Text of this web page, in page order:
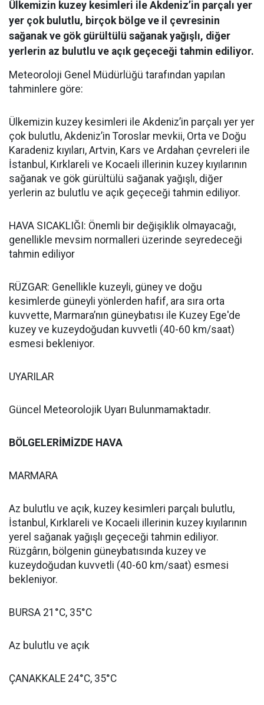
Ülkemizin kuzey kesimleri ile Akdeniz’in parçalı yer
yer çok bulutlu, birçok bölge ve il çevresinin
sağanak ve gök gürültülü sağanak yağışlı, diğer
yerlerin az bulutlu ve açık geçeceği tahmin ediliyor.
Meteoroloji Genel Müdürlüğü tarafından yapılan
tahminlere göre:
Ülkemizin kuzey kesimleri ile Akdeniz’in parçalı yer yer
çok bulutlu, Akdeniz’in Toroslar mevkii, Orta ve Doğu
Karadeniz kıyıları, Artvin, Kars ve Ardahan çevreleri ile
İstanbul, Kırklareli ve Kocaeli illerinin kuzey kıyılarının
sağanak ve gök gürültülü sağanak yağışlı, diğer
yerlerin az bulutlu ve açık geçeceği tahmin ediliyor.
HAVA SICAKLIĞI: Önemli bir değişiklik olmayacağı,
genellikle mevsim normalleri üzerinde seyredeceği
tahmin ediliyor
RÜZGAR: Genellikle kuzeyli, güney ve doğu
kesimlerde güneyli yönlerden hafif, ara sıra orta
kuvvette, Marmara’nın güneybatısı ile Kuzey Ege'de
kuzey ve kuzeydoğudan kuvvetli (40-60 km/saat)
esmesi bekleniyor.
UYARILAR
Güncel Meteorolojik Uyarı Bulunmamaktadır.
BÖLGELERİMİZDE HAVA
MARMARA
Az bulutlu ve açık, kuzey kesimleri parçalı bulutlu,
İstanbul, Kırklareli ve Kocaeli illerinin kuzey kıyılarının
yerel sağanak yağışlı geçeceği tahmin ediliyor.
Rüzgârın, bölgenin güneybatısında kuzey ve
kuzeydoğudan kuvvetli (40-60 km/saat) esmesi
bekleniyor.
BURSA 21°C, 35°C
Az bulutlu ve açık
ÇANAKKALE 24°C, 35°C